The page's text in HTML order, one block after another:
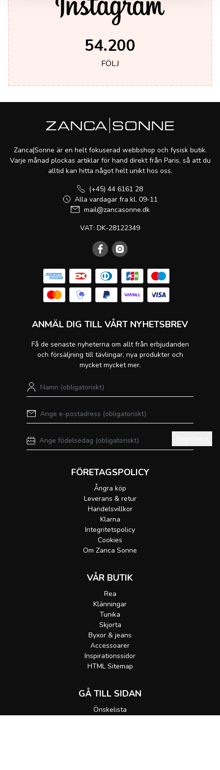
54.200
FÖLJ
Zanca|Sonne är en helt fokuserad webbshop och fysisk butik.
Varje månad plockas artiklar för hand direkt från Paris, så att du
alltid kan hitta något helt unikt hos oss.
(+45) 44 6161 28
Alla vardagar fra kl. 09-11
mail@zancasonne.dk
VAT: DK-28122349
ANMÄL DIG TILL VÅRT NYHETSBREV
Få de senaste nyheterna om allt från erbjudanden
och försäljning till tävlingar, nya produkter och
mycket mycket mer.
FÖRETAGSPOLICY
Ångra köp
Leverans & retur
Handelsvillkor
Klarna
Integritetspolicy
Cookies
Om Zanca Sonne
VÅR BUTIK
Rea
Klänningar
Tunika
Skjorta
Byxor & jeans
Accessoarer
Inspirationssidor
HTML Sitemap
GÅ TILL SIDAN
Önskelista